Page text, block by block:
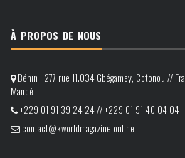
À PROPOS DE NOUS
Bénin : 277 rue 11.034 Gbégamey, Cotonou //
Mandé
+229 01 91 39 24 24 // +229 01 91 40 04 04
contact@kworldmagazine.online